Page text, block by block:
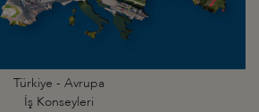
Türkiye - Avrupa
İş Konseyleri